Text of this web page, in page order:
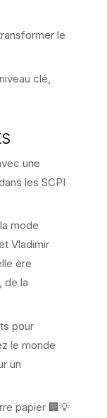
le
clé,
une
les SCPI
mode
Vladimir
ère
de la
pour
le monde
un
papier 🏢💡